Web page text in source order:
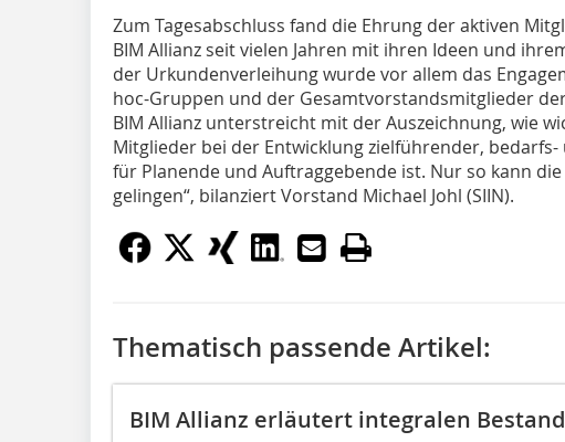
Zum Tagesabschluss fand die Ehrung der aktiven
BIM Allianz seit vielen Jahren mit ihren Ideen und
der Urkundenverleihung wurde vor allem das
hoc-Gruppen und der Gesamtvorstandsmitglieder
BIM Allianz unterstreicht mit der Auszeichnung, wie
Mitglieder bei der Entwicklung zielführender,
für Planende und Auftraggebende ist. Nur so kann
gelingen“, bilanziert Vorstand Michael Johl (SIIN).
Thematisch passende Artikel:
BIM Allianz erläutert integralen